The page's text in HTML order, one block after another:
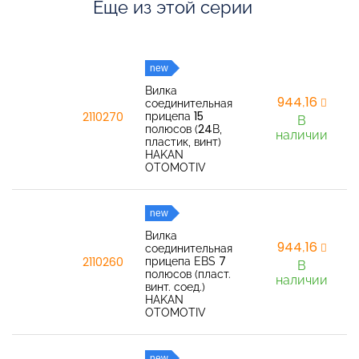
Еще из этой серии
2110270
new
Вилка
соединительная
прицепа 15
полюсов (24В,
пластик, винт)
HAKAN
OTOMOTIV
944,16
В
наличии
2110260
new
Вилка
соединительная
прицепа EBS 7
полюсов (пласт.
винт. соед.)
HAKAN
OTOMOTIV
944,16
В
наличии